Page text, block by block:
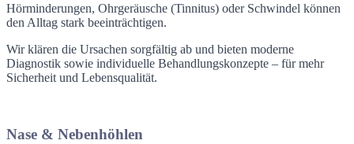
Hörminderungen, Ohrgeräusche (Tinnitus) oder Schwindel können
den Alltag stark beeinträchtigen.
Wir klären die Ursachen sorgfältig ab und bieten moderne
Diagnostik sowie individuelle Behandlungskonzepte – für mehr
Sicherheit und Lebensqualität.
Nase & Nebenhöhlen